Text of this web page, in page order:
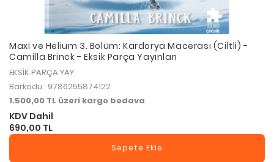
Maxi ve Helium 3. Bölüm: Kardorya Macerası (Ciltli) -
Camilla Brinck - Eksik Parça Yayınları
EKSİK PARÇA YAY.
Barkodu : 9786255874122
1.500,00 TL üzeri kargo bedava
KDV Dahil
690,00 TL
Sepete Ekle